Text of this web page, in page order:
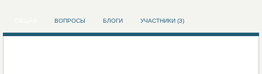
ВОПРОСЫ БЛОГИ УЧАСТНИКИ (3)